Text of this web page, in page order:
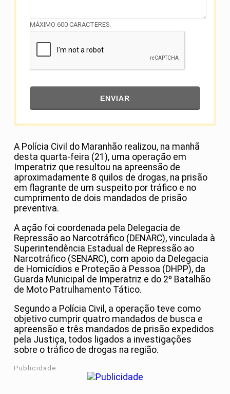
MÁXIMO 600 CARACTERES.
ENVIAR
A Polícia Civil do Maranhão realizou, na manhã
desta quarta-feira (21), uma operação em
Imperatriz que resultou na apreensão de
aproximadamente 8 quilos de drogas, na prisão
em flagrante de um suspeito por tráfico e no
cumprimento de dois mandados de prisão
preventiva.
A ação foi coordenada pela Delegacia de
Repressão ao Narcotráfico (DENARC), vinculada à
Superintendência Estadual de Repressão ao
Narcotráfico (SENARC), com apoio da Delegacia
de Homicídios e Proteção à Pessoa (DHPP), da
Guarda Municipal de Imperatriz e do 2º Batalhão
de Moto Patrulhamento Tático.
Segundo a Polícia Civil, a operação teve como
objetivo cumprir quatro mandados de busca e
apreensão e três mandados de prisão expedidos
pela Justiça, todos ligados a investigações
sobre o tráfico de drogas na região.
Publicidade